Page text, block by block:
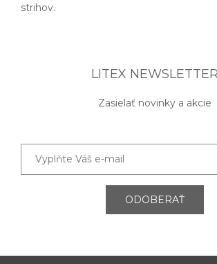
strihov.
LITEX NEWSLETTER
Zasielať novinky a akcie
ODOBERAŤ